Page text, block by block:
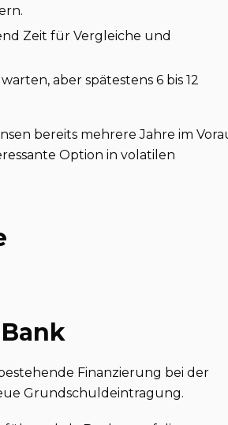
Zeit für Vergleiche und
aber spätestens 6 bis 12
bereits mehrere Jahre im
Option in volatilen
Finanzierung bei der
Grundschuldeintragung.